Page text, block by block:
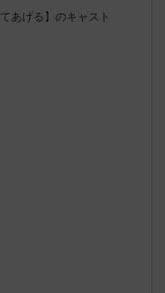
あげる】のキャスト